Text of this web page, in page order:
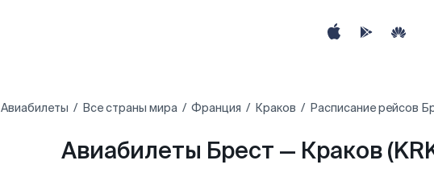
Авиабилеты Все страны мира Франция Краков Расписание рейсов
Авиабилеты Брест — Краков